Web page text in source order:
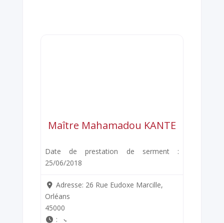
Maître Mahamadou KANTE
Date de prestation de serment :
25/06/2018
Adresse: 26 Rue Eudoxe Marcille,
Orléans
45000
: